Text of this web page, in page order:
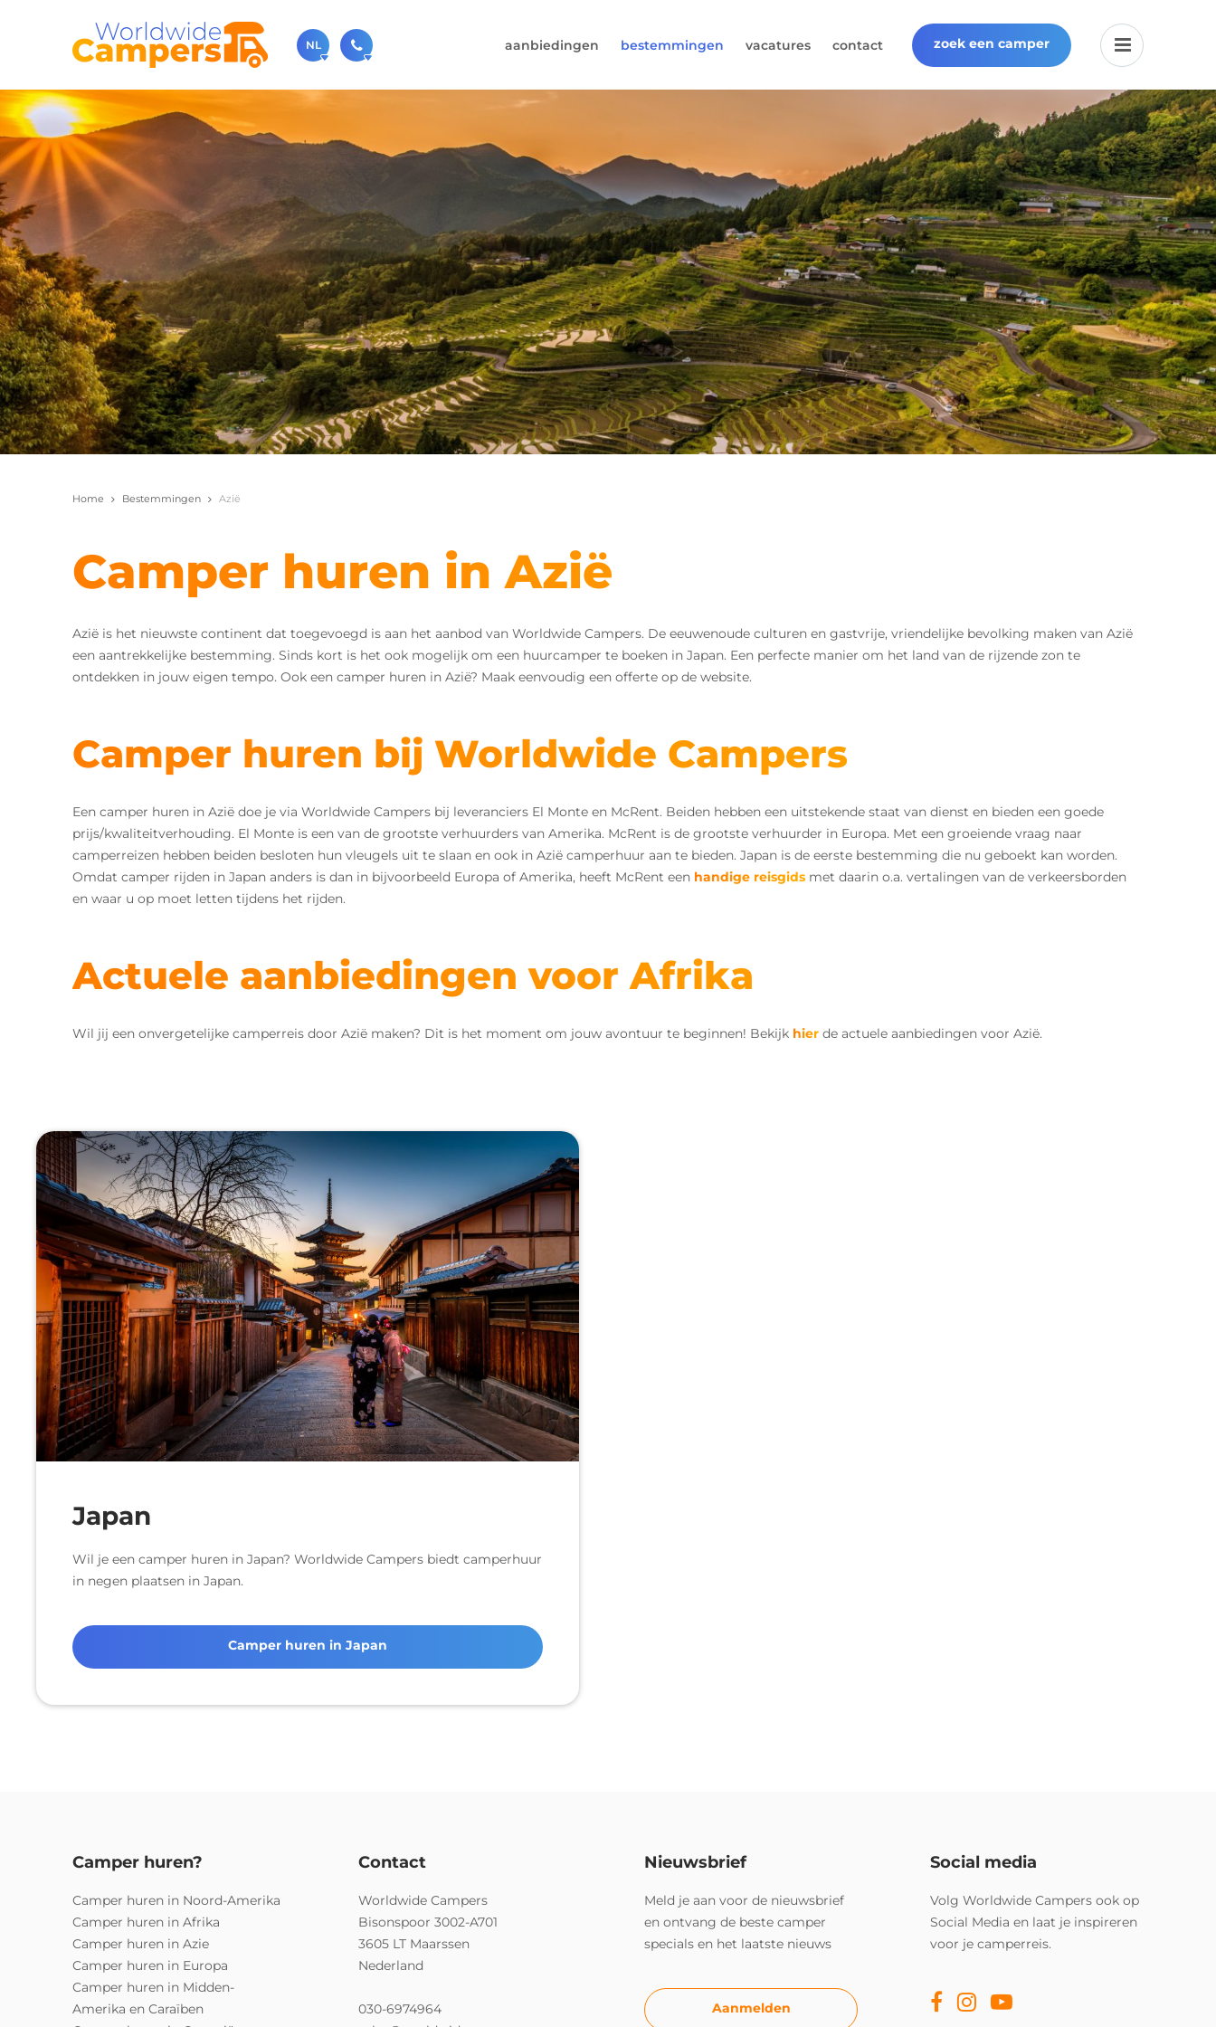
NL
Bel ons gerust (beschikbaar ma t/m vr van 9u tot 17u).
sales@worldwidecampers.com
Je kunt ons natuurlijk ook altijd een mailtje sturen.
aanbiedingen bestemmingen vacatures contact zoek een camper
Home Bestemmingen Azië
Camper huren in Azië
Azië is het nieuwste continent dat toegevoegd is aan het aanbod van Worldwide Campers. De eeuwenoude culturen en gastvrije, vriendelijke bevolking maken van Azië
een aantrekkelijke bestemming. Sinds kort is het ook mogelijk om een huurcamper te boeken in Japan. Een perfecte manier om het land van de rijzende zon te
ontdekken in jouw eigen tempo. Ook een camper huren in Azië? Maak eenvoudig een offerte op de website.
Camper huren bij Worldwide Campers
Een camper huren in Azië doe je via Worldwide Campers bij leveranciers El Monte en McRent. Beiden hebben een uitstekende staat van dienst en bieden een goede
prijs/kwaliteitverhouding. El Monte is een van de grootste verhuurders van Amerika. McRent is de grootste verhuurder in Europa. Met een groeiende vraag naar
camperreizen hebben beiden besloten hun vleugels uit te slaan en ook in Azië camperhuur aan te bieden. Japan is de eerste bestemming die nu geboekt kan worden.
Omdat camper rijden in Japan anders is dan in bijvoorbeeld Europa of Amerika, heeft McRent een handige reisgids met daarin o.a. vertalingen van de verkeersborden
en waar u op moet letten tijdens het rijden.
Actuele aanbiedingen voor Afrika
Wil jij een onvergetelijke camperreis door Azië maken? Dit is het moment om jouw avontuur te beginnen! Bekijk hier de actuele aanbiedingen voor Azië.
Japan
Wil je een camper huren in Japan? Worldwide Campers biedt camperhuur
in negen plaatsen in Japan.
Camper huren in Japan
Camper huren?
Camper huren in Noord-Amerika
Camper huren in Afrika
Camper huren in Azie
Camper huren in Europa
Camper huren in Midden-
Amerika en Caraïben
Contact
Worldwide Campers
Bisonspoor 3002-A701
3605 LT Maarssen
Nederland
030-6974964
Nieuwsbrief
Meld je aan voor de nieuwsbrief
en ontvang de beste camper
specials en het laatste nieuws
Aanmelden
Social media
Volg Worldwide Campers ook op
Social Media en laat je inspireren
voor je camperreis.